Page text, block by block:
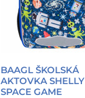
BAAGL ŠKOLSKÁ
AKTOVKA SHELLY
SPACE GAME